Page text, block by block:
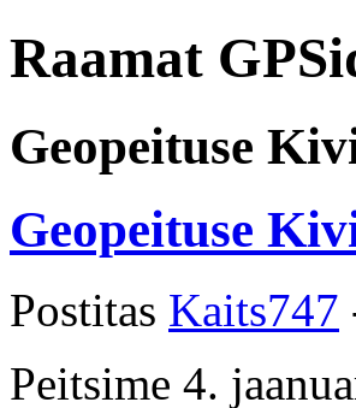
Raamat
Geopeituse
Geopeituse
Postitas Kaits747
Peitsime 4.